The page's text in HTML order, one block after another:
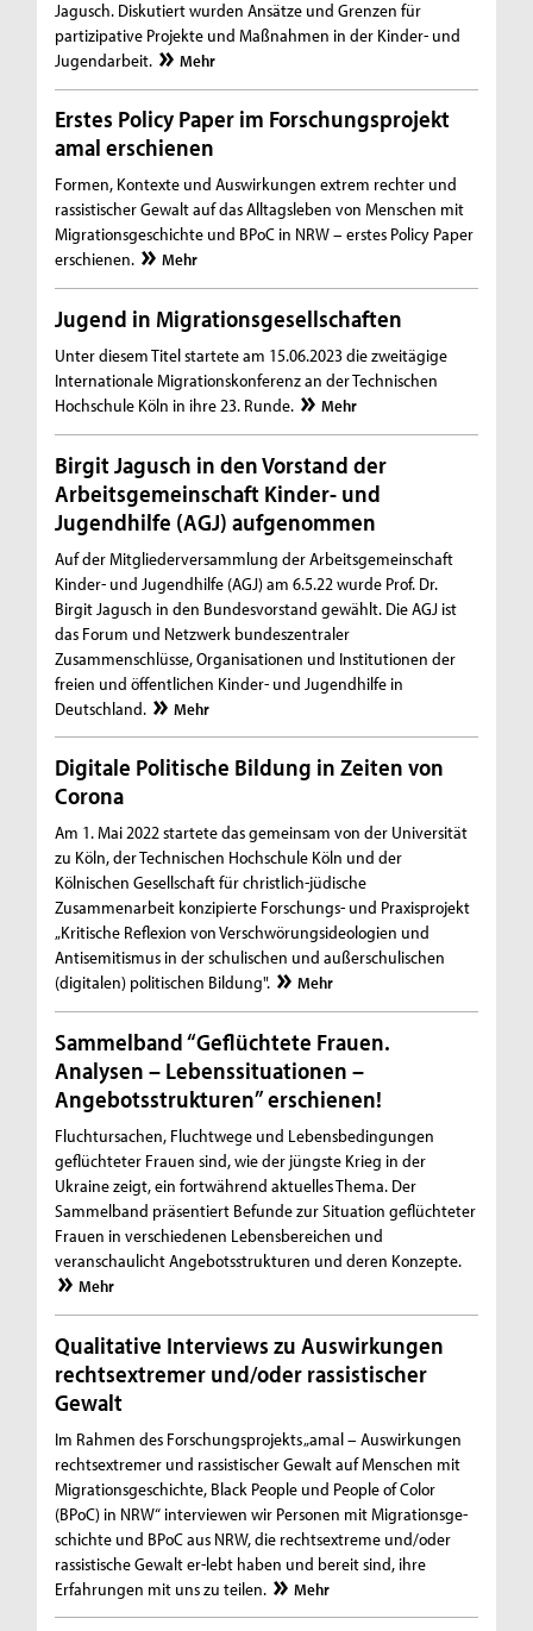
Jagusch. Diskutiert wurden Ansätze und Grenzen für
partizipative Projekte und Maßnahmen in der Kinder- und
Jugendarbeit.
Mehr
Erstes Policy Paper im Forschungsprojekt
amal erschienen
Formen, Kontexte und Auswirkungen extrem rechter und
rassistischer Gewalt auf das Alltagsleben von Menschen mit
Migrationsgeschichte und BPoC in NRW – erstes Policy Paper
erschienen.
Mehr
Jugend in Migrationsgesellschaften
Unter diesem Titel startete am 15.06.2023 die zweitägige
Internationale Migrationskonferenz an der Technischen
Hochschule Köln in ihre 23. Runde.
Mehr
Birgit Jagusch in den Vorstand der
Arbeitsgemeinschaft Kinder- und
Jugendhilfe (AGJ) aufgenommen
Auf der Mitgliederversammlung der Arbeitsgemeinschaft
Kinder- und Jugendhilfe (AGJ) am 6.5.22 wurde Prof. Dr.
Birgit Jagusch in den Bundesvorstand gewählt. Die AGJ ist
das Forum und Netzwerk bundeszentraler
Zusammenschlüsse, Organisationen und Institutionen der
freien und öffentlichen Kinder- und Jugendhilfe in
Deutschland.
Mehr
Digitale Politische Bildung in Zeiten von
Corona
Am 1. Mai 2022 startete das gemeinsam von der Universität
zu Köln, der Technischen Hochschule Köln und der
Kölnischen Gesellschaft für christlich-jüdische
Zusammenarbeit konzipierte Forschungs- und Praxisprojekt
„Kritische Reflexion von Verschwörungsideologien und
Antisemitismus in der schulischen und außerschulischen
(digitalen) politischen Bildung".
Mehr
Sammelband “Geflüchtete Frauen.
Analysen – Lebenssituationen –
Angebotsstrukturen” erschienen!
Fluchtursachen, Fluchtwege und Lebensbedingungen
geflüchteter Frauen sind, wie der jüngste Krieg in der
Ukraine zeigt, ein fortwährend aktuelles Thema. Der
Sammelband präsentiert Befunde zur Situation geflüchteter
Frauen in verschiedenen Lebensbereichen und
veranschaulicht Angebotsstrukturen und deren Konzepte.
Mehr
Qualitative Interviews zu Auswirkungen
rechtsextremer und/oder rassistischer
Gewalt
Im Rahmen des Forschungsprojekts „amal – Auswirkungen
rechtsextremer und rassistischer Gewalt auf Menschen mit
Migrationsgeschichte, Black People und People of Color
(BPoC) in NRW“ interviewen wir Personen mit Migrationsge-
schichte und BPoC aus NRW, die rechtsextreme und/oder
rassistische Gewalt er-lebt haben und bereit sind, ihre
Erfahrungen mit uns zu teilen.
Mehr